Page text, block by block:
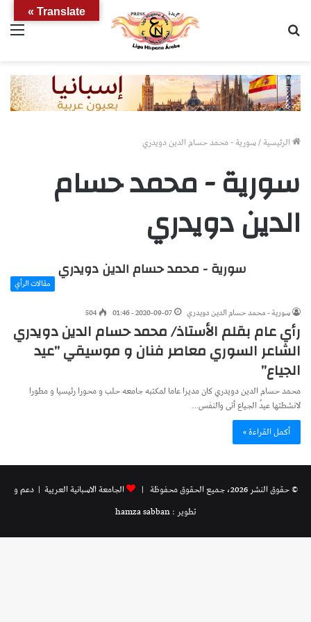
الرئيسية/سورية - محمد حسام الدين دويدري
سورية - محمد حسام
الدين دويدري
سورية - محمد حسام الدين دويدري
مقالات الرأي
سورية - محمد حسام الدين دويدري
2020-09-07 - 01:46
504
رأي عام بقلم الأستاذ/ محمد حسام الدين دويدري
الشاعر السوري معاصر فنان و موسيقي ”عيد
الجياع”
محمد حسام الدين دويدري كان مديرا عاما لمكتبه جامعه حلب و محورا رئيسيا و مطورا
لانشطتها عيدُ الجياع أتى والنفس…
أكمل القراءة »
© حقوق النشر 2026، جميع الحقوق محفوظة | الجامعة الاسبانية العريية | دعم و
تطوير : hamza sabban
Translate »